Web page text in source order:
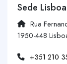
Sede Lisboa
Rua
1950-448
+351 210